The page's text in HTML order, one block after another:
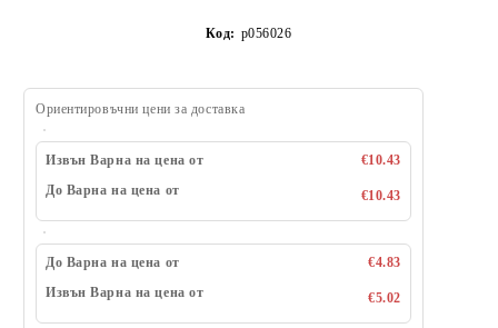
Код: p056026
Ориентировъчни цени за доставка
Извън Варна на цена от
€10.43
До Варна на цена от
€10.43
До Варна на цена от
€4.83
Извън Варна на цена от
€5.02